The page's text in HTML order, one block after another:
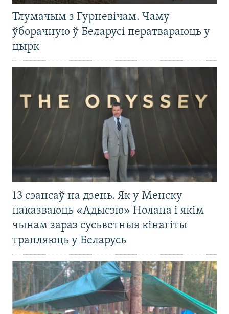
Тлумачым з Гурневічам. Чаму
ўборачную ў Беларусі ператвараюць у
цырк
13 сэансаў на дзень. Як у Менску
паказваюць «Адысэю» Нолана і якім
чынам зараз сусьветныя кінагіты
трапляюць у Беларусь